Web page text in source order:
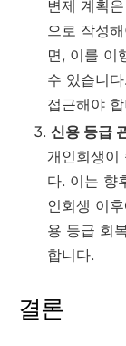
변제 계획
으로 작성
면, 이를 이
수 있습니
접근해야
신용 등급
개인회생이
다. 이는 향
인회생 이
용 등급 회
합니다.
결론